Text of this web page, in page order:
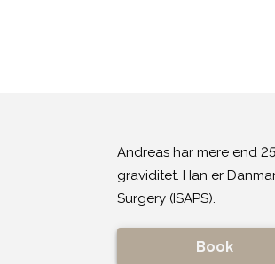
Andreas har mere end
graviditet. Han er
Surgery (ISAPS).
Book